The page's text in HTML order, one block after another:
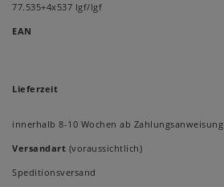
77.535+4x537 lgf/lgf
EAN
Lieferzeit
innerhalb 8-10 Wochen ab Zahlungsanweisung
Versandart (voraussichtlich)
Speditionsversand